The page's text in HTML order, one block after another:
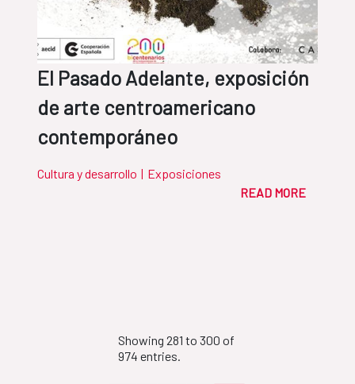
El Pasado Adelante, exposición
de arte centroamericano
contemporáneo
Cultura y desarrollo | Exposiciones
READ MORE
Showing 281 to 300 of
974 entries.